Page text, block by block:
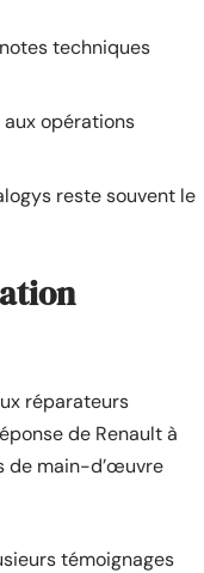
techniques
opérations
reste souvent le
réparateurs
de Renault à
de main-d’œuvre
témoignages